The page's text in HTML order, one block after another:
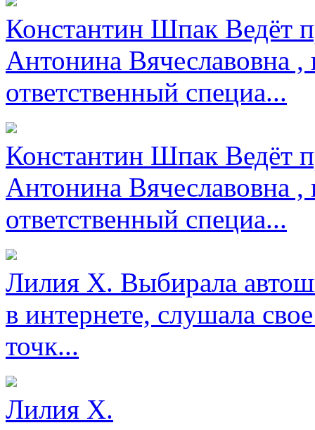
Константин Шпак Ведёт
Антонина Вячеславовна
ответственный специа...
Константин Шпак Ведёт
Антонина Вячеславовна
ответственный специа...
Лилия Х. Выбирала
в интернете, слушала
точк...
Лилия Х.